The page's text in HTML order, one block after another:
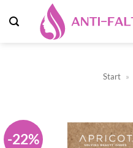
Inhalt
Start »
-22%